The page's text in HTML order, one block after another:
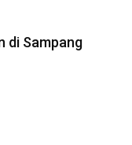
di Sampang